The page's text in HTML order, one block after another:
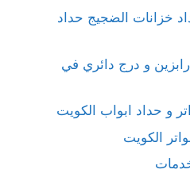
خزانات الضجيج حداد
و درج دائري في
و حداد ابواب الكويت
الكويت